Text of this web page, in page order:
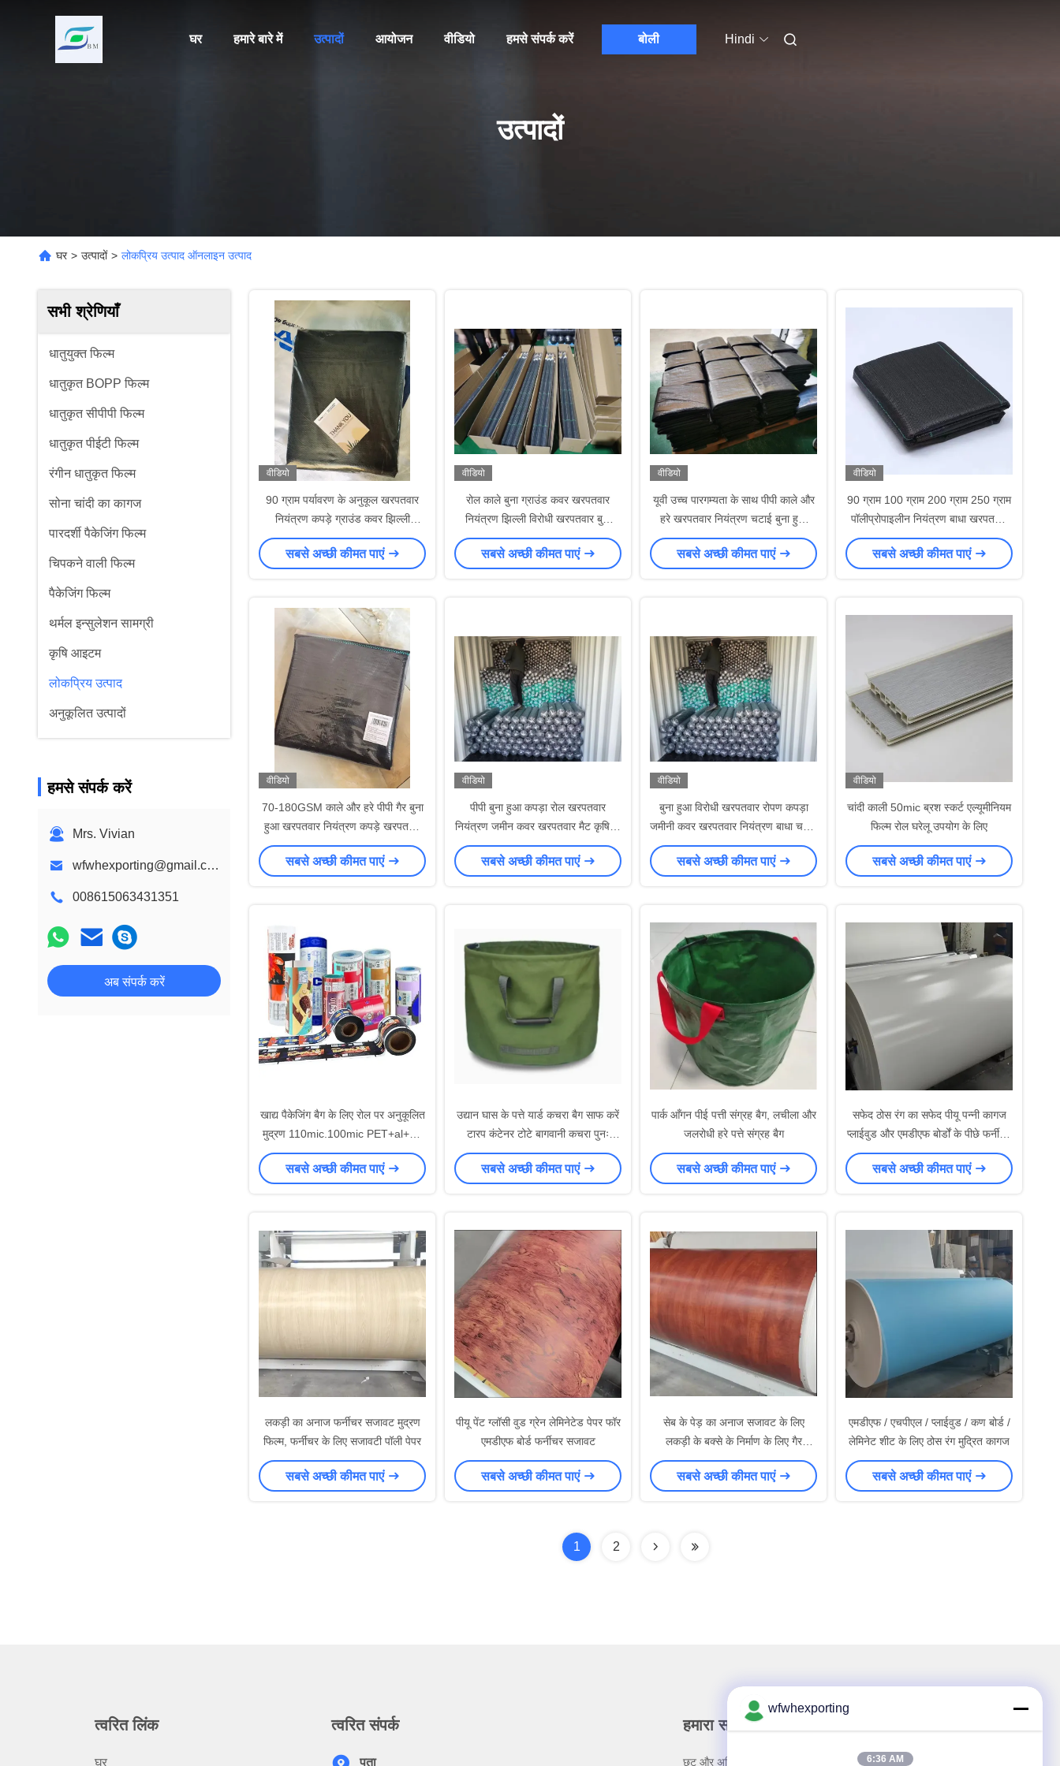
घर हमारे बारे में उत्पादों आयोजन वीडियो हमसे संपर्क करें बोली Hindi
उत्पादों
घर > उत्पादों > लोकप्रिय उत्पाद ऑनलाइन उत्पाद
सभी श्रेणियाँ
धातुयुक्त फिल्म
धातुकृत BOPP फिल्म
धातुकृत सीपीपी फिल्म
धातुकृत पीईटी फिल्म
रंगीन धातुकृत फिल्म
सोना चांदी का कागज
पारदर्शी पैकेजिंग फिल्म
चिपकने वाली फिल्म
पैकेजिंग फिल्म
थर्मल इन्सुलेशन सामग्री
कृषि आइटम
लोकप्रिय उत्पाद
अनुकूलित उत्पादों
हमसे संपर्क करें
Mrs. Vivian
wfwhexporting@gmail.com
008615063431351
अब संपर्क करें
वीडियो
90 ग्राम पर्यावरण के अनुकूल खरपतवार
नियंत्रण कपड़े ग्राउंड कवर झिल्ली
लैंडस्केप कपड़े 3ftx50FT
सबसे अच्छी कीमत पाएं
वीडियो
रोल काले बुना ग्राउंड कवर खरपतवार
नियंत्रण झिल्ली विरोधी खरपतवार बुना
कपड़े फैक्टरी आपूर्ति 80GSM 90GSM
100GSM
सबसे अच्छी कीमत पाएं
वीडियो
यूवी उच्च पारगम्यता के साथ पीपी काले और
हरे खरपतवार नियंत्रण चटाई बुना हुआ
रोविंग कृषि
सबसे अच्छी कीमत पाएं
वीडियो
90 ग्राम 100 ग्राम 200 ग्राम 250 ग्राम
पॉलीप्रोपाइलीन नियंत्रण बाधा खरपतवार
चटाई,ब्लैक हर्ब कंट्रोल कपड़े रोल में
सबसे अच्छी कीमत पाएं
वीडियो
70-180GSM काले और हरे पीपी गैर बुना
हुआ खरपतवार नियंत्रण कपड़े खरपतवार
के लिए, कपड़े खरपतवार चटाई
सबसे अच्छी कीमत पाएं
वीडियो
पीपी बुना हुआ कपड़ा रोल खरपतवार
नियंत्रण जमीन कवर खरपतवार मैट कृषि के
लिए/पीपी बुना हुआ कपड़ा 3% यूवी के साथ
सबसे अच्छी कीमत पाएं
वीडियो
बुना हुआ विरोधी खरपतवार रोपण कपड़ा
जमीनी कवर खरपतवार नियंत्रण बाधा चटाई
लैंडस्केप कपड़े
सबसे अच्छी कीमत पाएं
वीडियो
चांदी काली 50mic ब्रश स्कर्ट एल्यूमीनियम
फिल्म रोल घरेलू उपयोग के लिए
सबसे अच्छी कीमत पाएं
खाद्य पैकेजिंग बैग के लिए रोल पर अनुकूलित
मुद्रण 110mic.100mic PET+al+pe
फिल्म
सबसे अच्छी कीमत पाएं
उद्यान घास के पत्ते यार्ड कचरा बैग साफ करें
टारप कंटेनर टोटे बागवानी कचरा पुनः
प्रयोज्य भारी शुल्क कैनवास कपड़े संग्रह
बैग
सबसे अच्छी कीमत पाएं
पार्क आँगन पीई पत्ती संग्रह बैग, लचीला और
जलरोधी हरे पत्ते संग्रह बैग
सबसे अच्छी कीमत पाएं
सफेद ठोस रंग का सफेद पीयू पन्नी कागज
प्लाईवुड और एमडीएफ बोर्डों के पीछे फर्नीचर
के लिए सजावटी कागज के लिए
सबसे अच्छी कीमत पाएं
लकड़ी का अनाज फर्नीचर सजावट मुद्रण
फिल्म, फर्नीचर के लिए सजावटी पॉली पेपर
सबसे अच्छी कीमत पाएं
पीयू पेंट ग्लॉसी वुड ग्रेन लेमिनेटेड पेपर फॉर
एमडीएफ बोर्ड फर्नीचर सजावट
सबसे अच्छी कीमत पाएं
सेब के पेड़ का अनाज सजावट के लिए
लकड़ी के बक्से के निर्माण के लिए गैर
चिपकने वाला कागज किनारे स्ट्रिप्स
सबसे अच्छी कीमत पाएं
एमडीएफ / एचपीएल / प्लाईवुड / कण बोर्ड /
लेमिनेट शीट के लिए ठोस रंग मुद्रित कागज
सबसे अच्छी कीमत पाएं
1 2
त्वरित लिंक
घर
त्वरित संपर्क
पता
हमारा समाचार पत्र
छूट और अधिक के लिए हमारे न्यूज़लेटर की सदस्यता लें।
wfwhexporting
6:36 AM